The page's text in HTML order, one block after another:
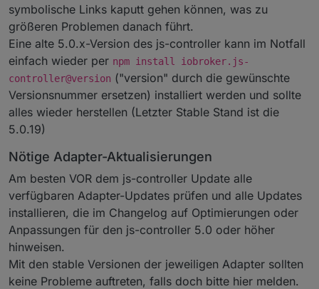
symbolische Links kaputt gehen können, was zu
größeren Problemen danach führt.
Eine alte 5.0.x-Version des js-controller kann im Notfall
einfach wieder per npm install iobroker.js-
controller@version ("version" durch die gewünschte
Versionsnummer ersetzen) installiert werden und sollte
alles wieder herstellen (Letzter Stable Stand ist die
5.0.19)
Nötige Adapter-Aktualisierungen
Am besten VOR dem js-controller Update alle
verfügbaren Adapter-Updates prüfen und alle Updates
installieren, die im Changelog auf Optimierungen oder
Anpassungen für den js-controller 5.0 oder höher
hinweisen.
Mit den stable Versionen der jeweiligen Adapter sollten
keine Probleme auftreten, falls doch bitte hier melden.